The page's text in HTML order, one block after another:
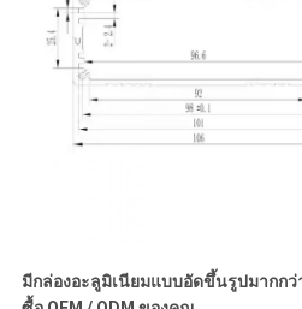
มีกล่องอะลูมิเนียมแบบอัดขึ้นรูปมากก